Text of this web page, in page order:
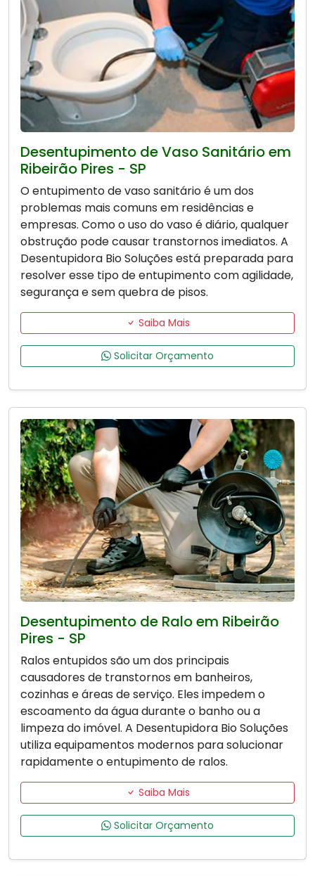
Desentupimento de Vaso Sanitário em
Ribeirão Pires - SP
O entupimento de vaso sanitário é um dos
problemas mais comuns em residências e
empresas. Como o uso do vaso é diário, qualquer
obstrução pode causar transtornos imediatos. A
Desentupidora Bio Soluções está preparada para
resolver esse tipo de entupimento com agilidade,
segurança e sem quebra de pisos.
Saiba Mais
Solicitar Orçamento
Desentupimento de Ralo em Ribeirão
Pires - SP
Ralos entupidos são um dos principais
causadores de transtornos em banheiros,
cozinhas e áreas de serviço. Eles impedem o
escoamento da água durante o banho ou a
limpeza do imóvel. A Desentupidora Bio Soluções
utiliza equipamentos modernos para solucionar
rapidamente o entupimento de ralos.
Saiba Mais
Solicitar Orçamento